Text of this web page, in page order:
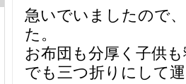
急いでいましたので
た。
お布団も分厚く子供
でも三つ折りにして